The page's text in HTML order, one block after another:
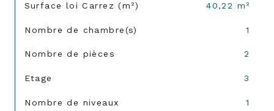
Surface loi Carrez (m²) 40,22 m²
Nombre de chambre(s) 1
Nombre de pièces 2
Etage 3
Nombre de niveaux 1